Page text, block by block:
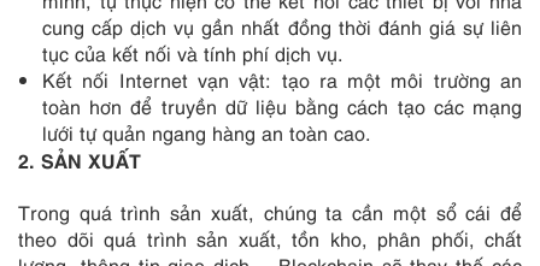
cung cấp dịch vụ gần nhất đồng thời đánh giá sự liên
tục của kết nối và tính phí dịch vụ.
Kết nối Internet vạn vật: tạo ra một môi trường an
toàn hơn để truyền dữ liệu bằng cách tạo các mạng
lưới tự quản ngang hàng an toàn cao.
2. SẢN XUẤT
Trong quá trình sản xuất, chúng ta cần một sổ cái để
theo dõi quá trình sản xuất, tồn kho, phân phối, chất